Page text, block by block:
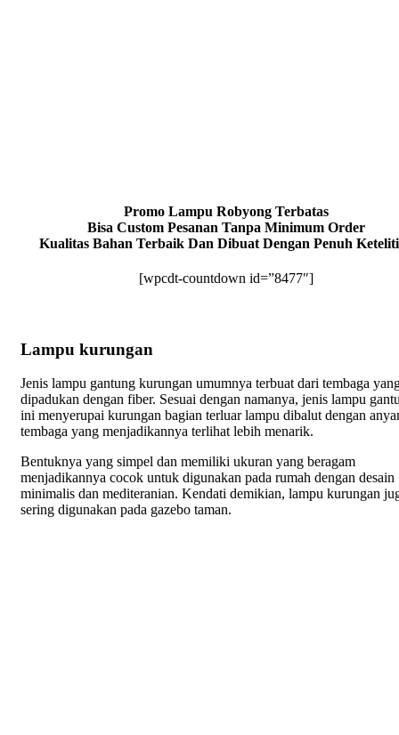
Promo Lampu Robyong Terbatas
Bisa Custom Pesanan Tanpa Minimum Order
Kualitas Bahan Terbaik Dan Dibuat Dengan Penuh
[wpcdt-countdown id=”8477″]
Lampu kurungan
Jenis lampu gantung kurungan umumnya terbuat dari tembaga
dipadukan dengan fiber. Sesuai dengan namanya, jenis lampu
ini menyerupai kurungan bagian terluar lampu dibalut dengan
tembaga yang menjadikannya terlihat lebih menarik.
Bentuknya yang simpel dan memiliki ukuran yang beragam
menjadikannya cocok untuk digunakan pada rumah dengan desain
minimalis dan mediteranian. Kendati demikian, lampu kurungan
sering digunakan pada gazebo taman.